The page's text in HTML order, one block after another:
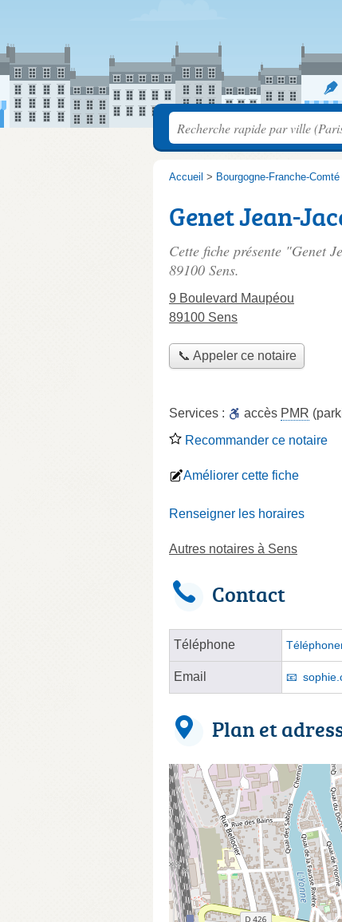
Accueil > Bourgogne-Franche-Comté
Genet Jean-
Cette fiche présente "Genet
89100 Sens.
9 Boulevard Maupéou
89100 Sens
📞 Appeler ce notaire
Services : accès PMR
Recommander ce notaire
Améliorer cette fiche
Renseigner les horaires
Autres notaires à Sens
Contact
Téléphone
Email
Plan et